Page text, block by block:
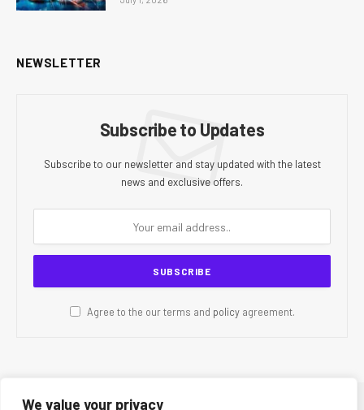
We value your privacy
NEWSLETTER
Subscribe to Updates
Subscribe to our newsletter and stay updated with the latest
news and exclusive offers.
Agree to the our terms and policyagreement.